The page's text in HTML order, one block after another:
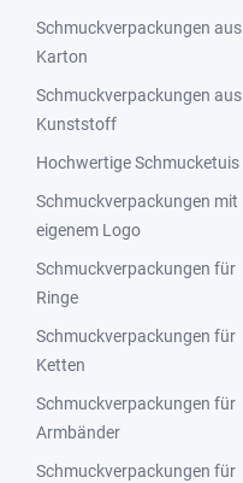
Schmuckverpackungen aus
Karton
Schmuckverpackungen aus
Kunststoff
Hochwertige Schmucketuis
Schmuckverpackungen mit
eigenem Logo
Schmuckverpackungen für
Ringe
Schmuckverpackungen für
Ketten
Schmuckverpackungen für
Armbänder
Schmuckverpackungen für